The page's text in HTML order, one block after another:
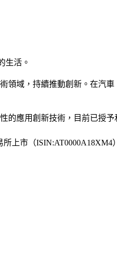
生活。
領域，持續推動創新。在汽車
的應用創新技術，目前已授予
上市（ISIN:AT0000A18XM4